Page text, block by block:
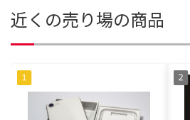
近くの売り場の商品